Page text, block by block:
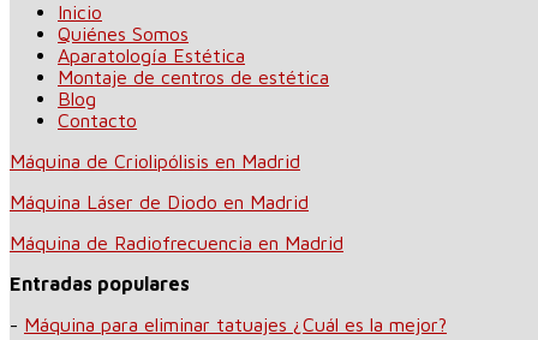
Inicio
Quiénes Somos
Aparatología Estética
Montaje de centros de estética
Blog
Contacto
Máquina de Criolipólisis en Madrid
Máquina Láser de Diodo en Madrid
Máquina de Radiofrecuencia en Madrid
Entradas populares
- Máquina para eliminar tatuajes ¿Cuál es la mejor?